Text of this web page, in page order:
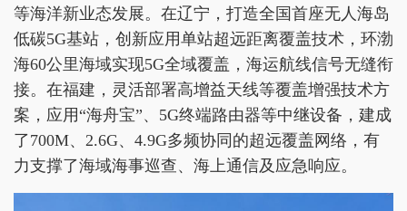
等海洋新业态发展。在辽宁，打造全国首座无人海岛
低碳5G基站，创新应用单站超远距离覆盖技术，环渤
海60公里海域实现5G全域覆盖，海运航线信号无缝衔
接。在福建，灵活部署高增益天线等覆盖增强技术方
案，应用“海舟宝”、5G终端路由器等中继设备，建成
了700M、2.6G、4.9G多频协同的超远覆盖网络，有
力支撑了海域海事巡查、海上通信及应急响应。